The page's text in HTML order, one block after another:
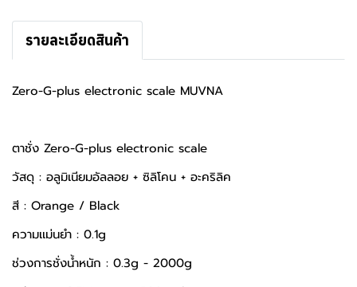
รายละเอียดสินค้า
Zero-G-plus electronic scale MUVNA
ตาชั่ง Zero-G-plus electronic scale
วัสดุ : อลูมิเนียมอัลลอย + ซิลิโคน + อะคริลิค
สี : Orange / Black
ความเเม่นยำ : 0.1g
ช่วงการชั่งน้ำหนัก : 0.3g - 2000g